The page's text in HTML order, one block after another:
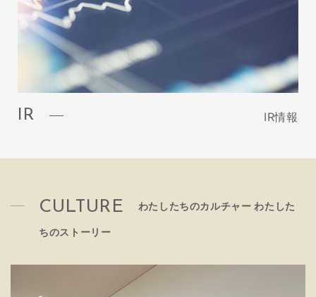
IR IR情報
CULTURE わたしたちのカルチャー わたした
ちのストーリー